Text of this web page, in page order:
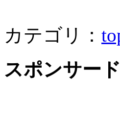
カテゴリ：
スポンサー